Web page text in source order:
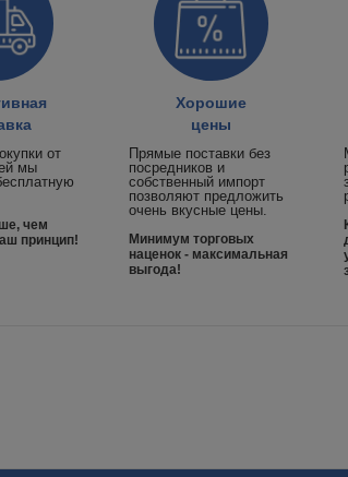
от
мы
чем
принцип!
Хорошие
цены
Прямые поставки без
посредников и
собственный импорт
позволяют предложить
очень вкусные цены.
Минимум торговых
наценок - максимальная
выгода!